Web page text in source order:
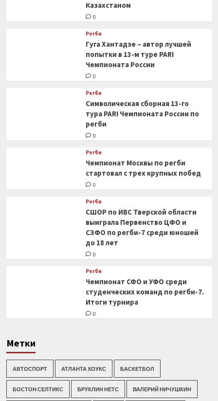
Казахстаном
0
Регби
Гуга Хантадзе – автор лучшей
попытки в 13-м туре PARI
Чемпионата России
0
Регби
Символическая сборная 13-го
тура PARI Чемпионата России по
регби
0
Регби
Чемпионат Москвы по регби
стартовал с трех крупных побед
0
Регби
СШОР по ИВС Тверской области
выиграла Первенство ЦФО и
СЗФО по регби-7 среди юношей
до 18 лет
0
Регби
Чемпионат СФО и УФО среди
студенческих команд по регби-7.
Итоги турнира
0
Метки
АВТОСПОРТ АТЛАНТА ХОУКС БАСКЕТБОЛ
БОСТОН СЕЛТИКС БРУКЛИН НЕТС ВАЛЕРИЙ НИЧУШКИН